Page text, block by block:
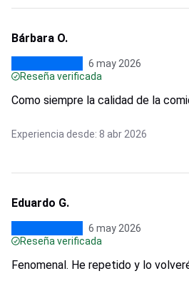
Bárbara O.
6 may 2026
Reseña verificada
Como siempre la calidad de la
Experiencia desde: 8 abr 2026
Eduardo G.
6 may 2026
Reseña verificada
Fenomenal. He repetido y lo